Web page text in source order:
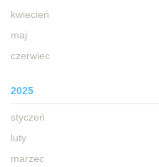
kwiecień
maj
czerwiec
2025
styczeń
luty
marzec